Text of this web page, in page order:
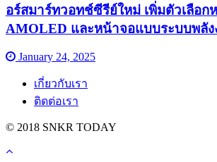
อร์สมาร์ทวอทช์ซีรีย์ใหม่ เพิ่มตัวเลือก
AMOLED และหน้าจอแบบระบบพลั
January 24, 2025
เกี่ยวกับเรา
ติดต่อเรา
© 2018 SNKR TODAY